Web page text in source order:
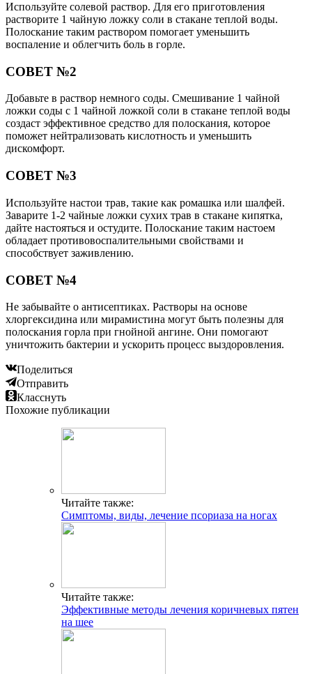
Используйте солевой раствор. Для его приготовления
растворите 1 чайную ложку соли в стакане теплой воды.
Полоскание таким раствором помогает уменьшить
воспаление и облегчить боль в горле.
СОВЕТ №2
Добавьте в раствор немного соды. Смешивание 1 чайной
ложки соды с 1 чайной ложкой соли в стакане теплой воды
создаст эффективное средство для полоскания, которое
поможет нейтрализовать кислотность и уменьшить
дискомфорт.
СОВЕТ №3
Используйте настои трав, такие как ромашка или шалфей.
Заварите 1-2 чайные ложки сухих трав в стакане кипятка,
дайте настояться и остудите. Полоскание таким настоем
обладает противовоспалительными свойствами и
способствует заживлению.
СОВЕТ №4
Не забывайте о антисептиках. Растворы на основе
хлоргексидина или мирамистина могут быть полезны для
полоскания горла при гнойной ангине. Они помогают
уничтожить бактерии и ускорить процесс выздоровления.
Поделиться
Отправить
Класснуть
Похожие публикации
Читайте также:
Симптомы, виды, лечение псориаза на ногах
Читайте также:
Эффективные методы лечения коричневых пятен
на шее